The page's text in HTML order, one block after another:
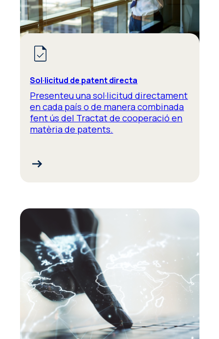
Sol·licitud de patent directa
Presenteu una sol·licitud directament
en cada país o de manera combinada
fent ús del Tractat de cooperació en
matèria de patents.